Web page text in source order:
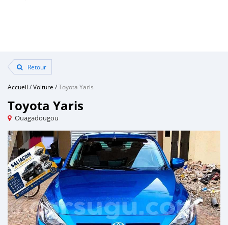
Retour
Accueil /Voiture /Toyota Yaris
Toyota Yaris
Ouagadougou